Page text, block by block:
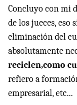
Concluyo con mi
de los jueces, eso
eliminación del
absolutamente
reciclen,como
refiero a
empresarial, etc...